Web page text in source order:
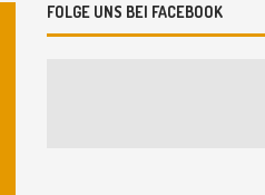
FOLGE UNS BEI FACEBOOK